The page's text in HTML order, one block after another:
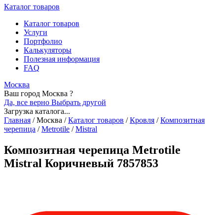
Каталог товаров
Каталог товаров
Услуги
Портфолио
Калькуляторы
Полезная информация
FAQ
Москва
Ваш город Москва ?
Да, все верно Выбрать другой
Загрузка каталога...
Главная /Москва / Каталог товаров / Кровля / Композитная
черепица / Metrotile / Mistral
Композитная черепица Metrotile
Mistral Коричневый 7857853